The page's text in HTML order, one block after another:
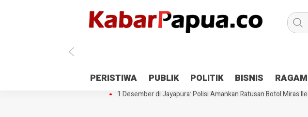
PERISTIWA PUBLIK POLITIK BISNIS RAGAM
Antisipasi 1 Desember, TNI Polri Patroli 2×24 jam di Kota
Gedung Perpustakaan SMPN 5 Sentani Terbakar
Hibah
1 Desember di Jayapura: Polisi Amankan Ratusan Botol Miras